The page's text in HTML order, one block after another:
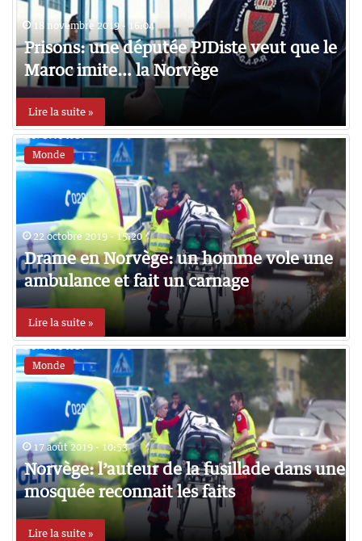
18 novembre 2019 - 16:04
Prisons: une députée PJDiste veut que le
Maroc imite… la Norvège
Lire la suite »
Monde
22 octobre 2019 - 15:20
Drame en Norvège: un homme vole une
ambulance et fait un carnage
Lire la suite »
Monde
17 août 2019 - 10:53
Norvège: l’auteur de la fusillade dans une
mosquée reconnait les faits
Lire la suite »